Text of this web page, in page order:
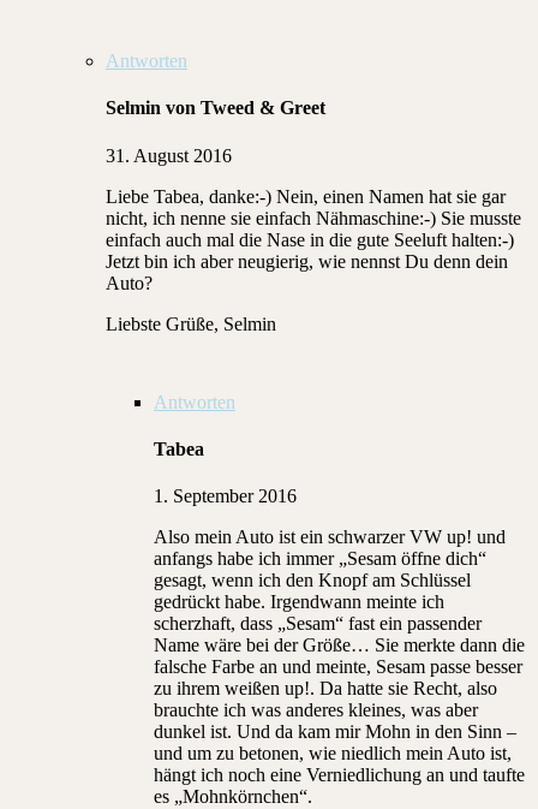
Antworten
Selmin von Tweed & Greet
31. August 2016
Liebe Tabea, danke:-) Nein, einen Namen hat sie gar
nicht, ich nenne sie einfach Nähmaschine:-) Sie musste
einfach auch mal die Nase in die gute Seeluft halten:-)
Jetzt bin ich aber neugierig, wie nennst Du denn dein
Auto?
Liebste Grüße, Selmin
Antworten
Tabea
1. September 2016
Also mein Auto ist ein schwarzer VW up! und
anfangs habe ich immer „Sesam öffne dich“
gesagt, wenn ich den Knopf am Schlüssel
gedrückt habe. Irgendwann meinte ich
scherzhaft, dass „Sesam“ fast ein passender
Name wäre bei der Größe… Sie merkte dann die
falsche Farbe an und meinte, Sesam passe besser
zu ihrem weißen up!. Da hatte sie Recht, also
brauchte ich was anderes kleines, was aber
dunkel ist. Und da kam mir Mohn in den Sinn –
und um zu betonen, wie niedlich mein Auto ist,
hängt ich noch eine Verniedlichung an und taufte
es „Mohnkörnchen“.